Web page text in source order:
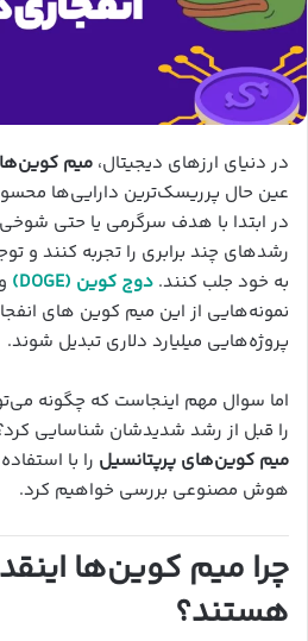
در دنیای ارزهای دیجیتال، میم کوین‌ها
عین حال پرریسک‌ترین دارایی‌ها
در ابتدا با هدف سرگرمی یا حتی شوخی
رشدهای چند برابری را تجربه کنند و
به خود جلب کنند. دوج کوین (DOGE) و
نمونه‌هایی از این میم کوین های
پروژه‌هایی میلیارد دلاری تبدیل شوند.
اما سوال مهم اینجاست که چگونه
را قبل از رشد شدیدشان شناسایی کرد؟
میم کوین‌های پرپتانسیل را با
هوش مصنوعی بررسی خواهیم کرد.
چرا میم کوین‌ها
هستند؟